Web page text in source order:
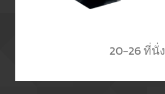
20-26 ที่นั่ง